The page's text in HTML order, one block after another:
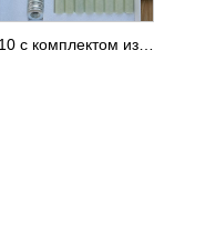
G10 с комплектом изоляционных прокладок фланца VCS Сердце плода из нержавеющей стали 316L